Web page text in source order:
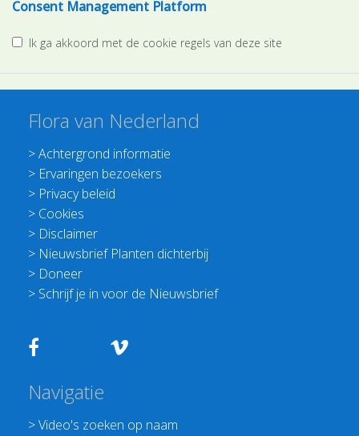
Consent Management Platform
Ik ga akkoord met de cookie regels van deze site
Flora van Nederland
>Achtergrond informatie
> Ervaringen bezoekers
> Privacy beleid
> Cookies
> Disclaimer
> Nieuwsbrief Planten dichterbij
> Doneer
> Schrijf je in voor de Nieuwsbrief
Navigatie
>Video's zoeken op naam